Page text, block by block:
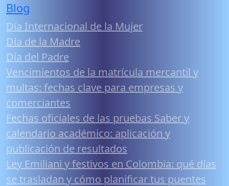
Blog
Día Internacional de la Mujer
Día de la Madre
Día del Padre
Vencimientos de la matrícula mercantil y
multas: fechas clave para empresas y
comerciantes
Fechas oficiales de las pruebas Saber y
calendario académico: aplicación y
publicación de resultados
Ley Emiliani y festivos en Colombia: qué días
se trasladan y cómo planificar tus puentes